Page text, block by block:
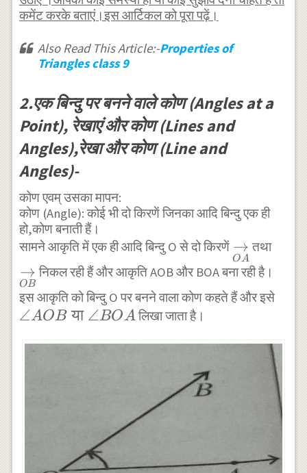
कमेंट करके बताएं।इस आर्टिकल को पूरा पढ़ें।
Also Read This Article:-Properties of
Triangles class 9
2.एक बिन्दु पर बनने वाले कोण (Angles at a
Point), रेखाएं और कोण (Lines and
Angles),रेखा और कोण (Line and
Angles)-
कोण एवम् उसका मापन:
कोण (Angle): कोई भी दो किरणें जिनका आदि बिन्दु एक ही
हो,कोण बनाती हैं।
सामने आकृति में एक ही आदि बिन्दु O से दो किरणें
O A
→ तथा
OB
→ निकल रही हैं और आकृति AOB और BOA बना रही है।
इस आकृति को बिन्दु O पर बनने वाला कोण कहते हैं और इसे
{ या
∠AOB या ∠BOAलिखा जाता है।